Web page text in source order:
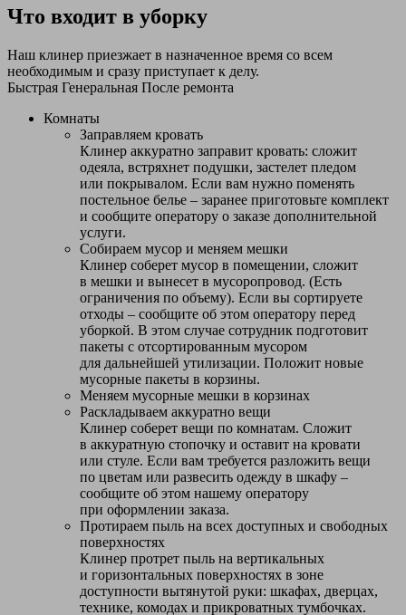
Что входит в уборку
Наш клинер приезжает в назначенное время со всем
необходимым и сразу приступает к делу.
Быстрая Генеральная После ремонта
Комнаты
Заправляем кровать
Клинер аккуратно заправит кровать: сложит
одеяла, встряхнет подушки, застелет пледом
или покрывалом. Если вам нужно поменять
постельное белье – заранее приготовьте комплект
и сообщите оператору о заказе дополнительной
услуги.
Собираем мусор и меняем мешки
Клинер соберет мусор в помещении, сложит
в мешки и вынесет в мусоропровод. (Есть
ограничения по объему). Если вы сортируете
отходы – сообщите об этом оператору перед
уборкой. В этом случае сотрудник подготовит
пакеты с отсортированным мусором
для дальнейшей утилизации. Положит новые
мусорные пакеты в корзины.
Меняем мусорные мешки в корзинах
Раскладываем аккуратно вещи
Клинер соберет вещи по комнатам. Сложит
в аккуратную стопочку и оставит на кровати
или стуле. Если вам требуется разложить вещи
по цветам или развесить одежду в шкафу –
сообщите об этом нашему оператору
при оформлении заказа.
Протираем пыль на всех доступных и свободных
поверхностях
Клинер протрет пыль на вертикальных
и горизонтальных поверхностях в зоне
доступности вытянутой руки: шкафах, дверцах,
технике, комодах и прикроватных тумбочках.